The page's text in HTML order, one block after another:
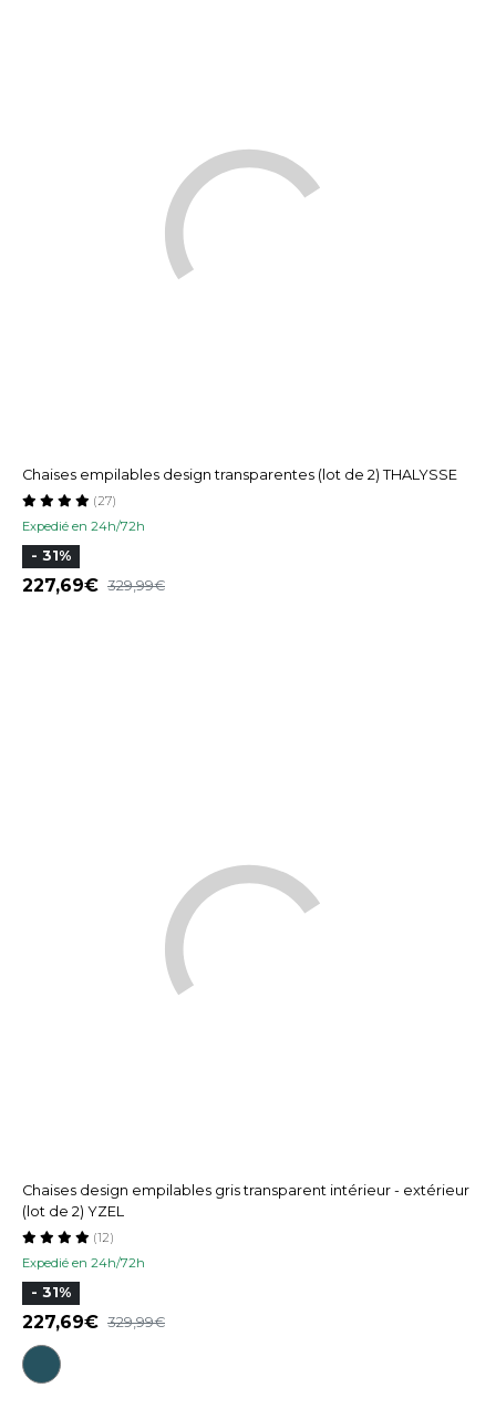
Chaises empilables design transparentes (lot de 2) THALYSSE
Expedié en 24h/72h
(27)
- 31%
227,69 329,99
Chaises design empilables gris transparent intérieur - extérieur
(lot de 2) YZEL
Expedié en 24h/72h
(12)
- 31%
227,69 329,99